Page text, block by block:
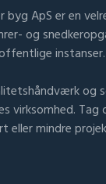
byg ApS er en
og
instanser.
og
virksomhed.
eller mindre